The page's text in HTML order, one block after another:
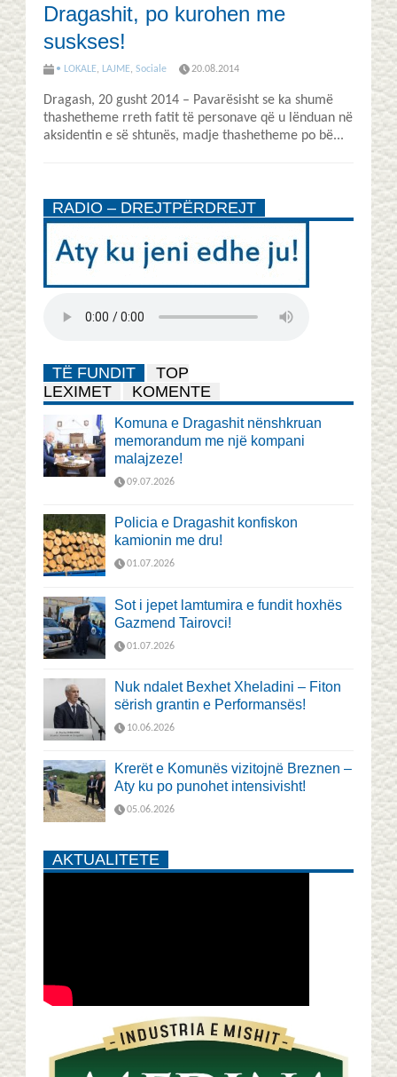
Dragashit, po kurohen me
suskses!
• LOKALE, LAJME, Sociale 20.08.2014
Dragash, 20 gusht 2014 – Pavarësisht se ka shumë
thashetheme rreth fatit të personave që u lënduan në
aksidentin e së shtunës, madje thashetheme po bë...
RADIO – DREJTPËRDREJT
TË FUNDIT
TOP
LEXIMET
KOMENTE
Komuna e Dragashit nënshkruan
memorandum me një kompani
malajzeze!
09.07.2026
Policia e Dragashit konfiskon
kamionin me dru!
01.07.2026
Sot i jepet lamtumira e fundit hoxhës
Gazmend Tairovci!
01.07.2026
Nuk ndalet Bexhet Xheladini – Fiton
sërish grantin e Performansës!
10.06.2026
Krerët e Komunës vizitojnë Breznen –
Aty ku po punohet intensivisht!
05.06.2026
AKTUALITETE